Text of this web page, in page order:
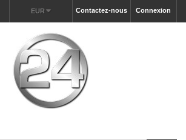
Connexion
Contactez-nous
EUR